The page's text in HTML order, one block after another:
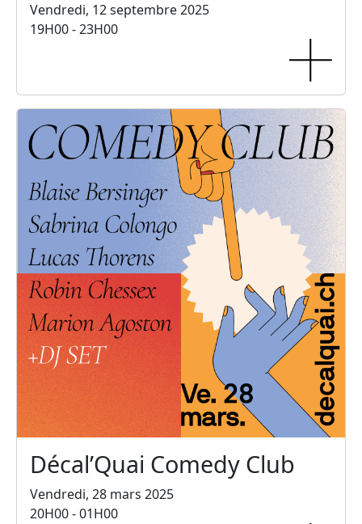
Vendredi, 12 septembre 2025
19H00 - 23H00
Décal’Quai Comedy Club
Vendredi, 28 mars 2025
20H00 - 01H00